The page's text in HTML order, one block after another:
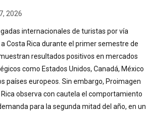
2026
internacionales de turistas por vía
Costa Rica durante el primer semestre de
resultados positivos en mercados
como Estados Unidos, Canadá, México
países europeos. Sin embargo, Proimagen
observa con cautela el comportamiento
para la segunda mitad del año, en un